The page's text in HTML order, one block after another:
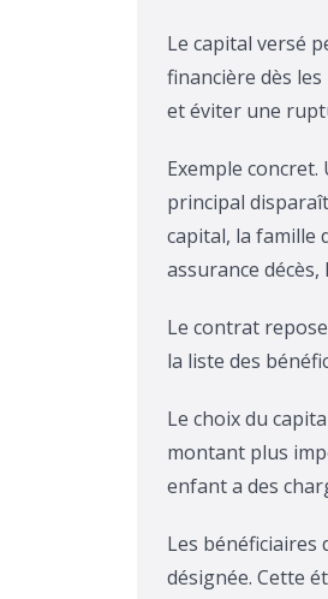
Le capital versé
financière dès
et éviter une
Exemple
principal
capital, la famille
assurance
Le contrat
la liste des
Le choix du
montant plus
enfant a des
Les
désignée. Cette